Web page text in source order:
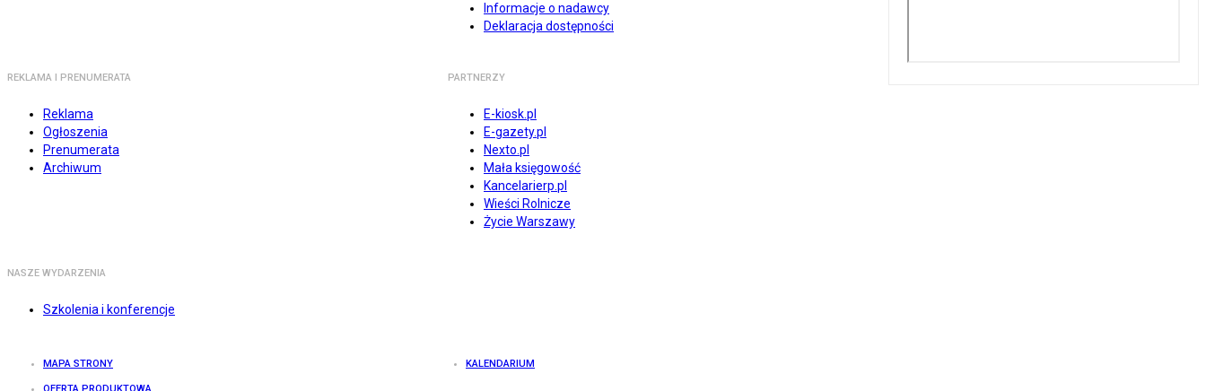
Informacje o nadawcy
Deklaracja dostępności
REKLAMA I PRENUMERATA
Reklama
Ogłoszenia
Prenumerata
Archiwum
PARTNERZY
E-kiosk.pl
E-gazety.pl
Nexto.pl
Mała księgowość
Kancelarierp.pl
Wieści Rolnicze
Życie Warszawy
NASZE WYDARZENIA
Szkolenia i konferencje
MAPA STRONY KALENDARIUM